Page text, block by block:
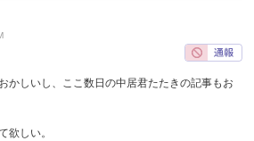
かしいし、ここ数日の中居君たたきの記事もお
欲しい。